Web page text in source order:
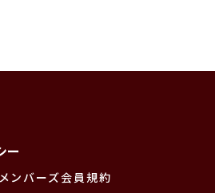
ー
ンバーズ会員規約